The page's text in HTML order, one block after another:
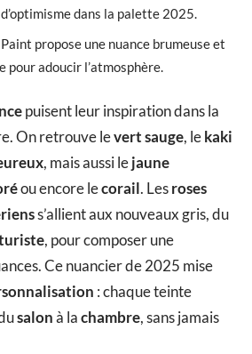
dans la palette 2025.
propose une nuance brumeuse et
pour adoucir l’atmosphère.
puisent leur inspiration dans la
On retrouve levert sauge, lekaki
, mais aussi lejaune
ou encore lecorail. Lesroses
s’allient aux nouveaux gris, du
, pour composer une
Ce nuancier de 2025 mise
: chaque teinte
salonà lachambre, sans jamais